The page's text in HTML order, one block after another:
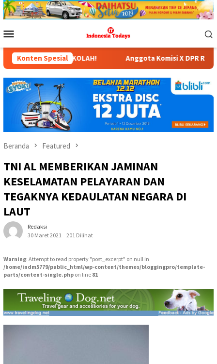
Loncat
ke
Mobile
Konten SpesialAnggota Komisi X DPR RI Dr. Hj. Karmila Sari,
Beranda Featured
TNI AL MEMBERIKAN JAMINAN
KESELAMATAN PELAYARAN DAN
TEGAKNYA KEDAULATAN NEGARA DI
LAUT
Redaksi
30 Maret 2021
201 Dilihat
Warning: Attempt to read property "post_excerpt" on null in
/home/indm5779/public_html/wp-content/themes/bloggingpro/template-
parts/content-single.php on line 81